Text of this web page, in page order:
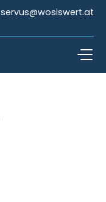
Icon Email
servus@wosiswert.at